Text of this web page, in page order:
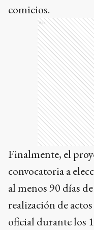
comicios.
Ads
Finalmente, el
convocatoria a
al menos 90 días
realización de
oficial durante los